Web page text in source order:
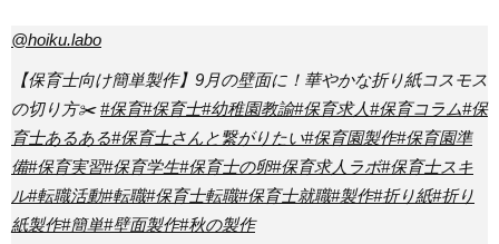
@hoiku.labo
【保育士向け簡単製作】9月の壁面に！華やかな折り紙コスモス
の切り方✂️#保育#保育士#幼稚園教諭#保育求人#保育コラム#保
育士あるある#保育士さんと繋がりたい#保育園製作#保育園準
備#保育実習#保育学生#保育士の卵#保育求人ラボ#保育士スキ
ル#転職活動#転職#保育士転職#保育士就職#製作#折り紙#折り
紙製作#簡単#壁面製作#秋の製作